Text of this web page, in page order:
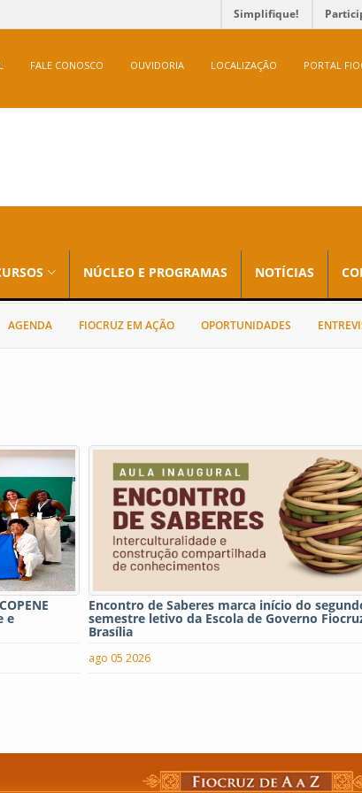
Simplifique!
FALE CONOSCO OUVIDORIA LOCALIZAÇÃO PORTAL
NÚCLEO E PROGRAMAS NOTÍCIAS
AGENDA FIOCRUZ EM AÇÃO OPORTUNIDADES
e
Encontro de Saberes marca início do
semestre letivo da Escola de Governo
Brasília
ago 05 2026